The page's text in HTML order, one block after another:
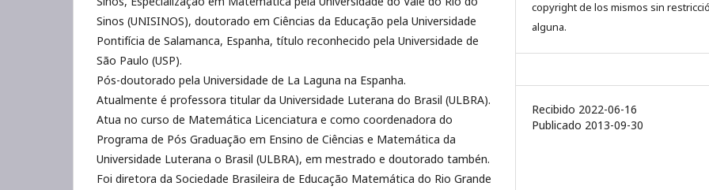
Sinos (UNISINOS), doutorado em Ciências da Educação pela Universidade
Pontifícia de Salamanca, Espanha, título reconhecido pela Universidade de
São Paulo (USP).
Pós-doutorado pela Universidade de La Laguna na Espanha.
Atualmente é professora titular da Universidade Luterana do Brasil (ULBRA).
Atua no curso de Matemática Licenciatura e como coordenadora do
Programa de Pós Graduação em Ensino de Ciências e Matemática da
Universidade Luterana o Brasil (ULBRA), em mestrado e doutorado tambén.
Foi diretora da Sociedade Brasileira de Educação Matemática do Rio Grande
copyright de los mismos sin
alguna.
Recibido 2022-06-16
Publicado 2013-09-30